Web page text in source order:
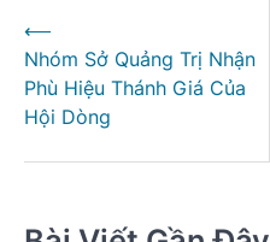
hướng
bài
viết
⟵
Nhóm Sở Quảng Trị Nhận
Phù Hiệu Thánh Giá Của
Hội Dòng